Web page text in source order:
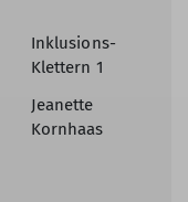
Inklusions-
Klettern 1
Jeanette
Kornhaas